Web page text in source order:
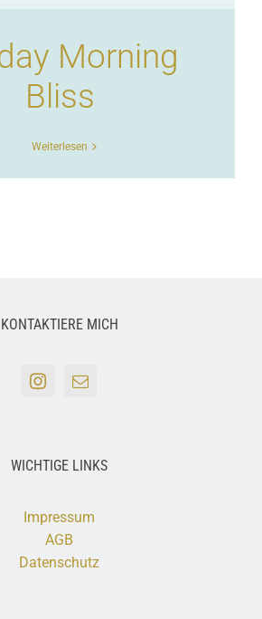
Morning
Bliss
Weiterlesen
KONTAKTIERE MICH
WICHTIGE LINKS
Impressum
AGB
Datenschutz